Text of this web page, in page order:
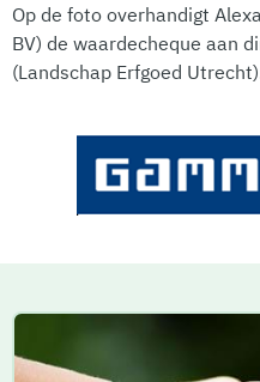
Op de foto overhandigt
BV) de waardecheque aan
(Landschap Erfgoed